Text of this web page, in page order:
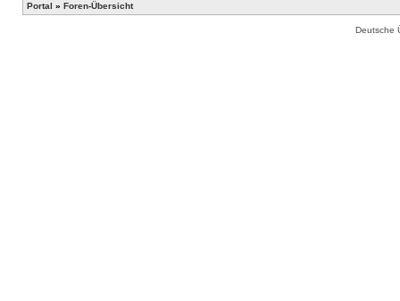
Portal » Foren-Übersicht
Deutsche